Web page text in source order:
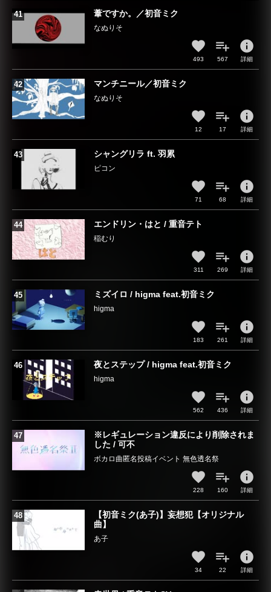
葦ですか。／初音ミク
なぬりそ
493 567
info
詳細
マンチニール／初音ミク
なぬりそ
12 17
info
詳細
シャングリラ ft. 羽累
ピコン
71 68
info
詳細
エンドリン・はと / 重音テト
稲むり
311 269
info
詳細
ミズイロ / higma feat.初音ミク
higma
183 261
info
詳細
夜とステップ / higma feat.初音ミク
higma
562 436
info
詳細
※レギュレーション違反により削除されま
した / 可不
ボカロ曲匿名投稿イベント 無色透名祭
228 160
info
詳細
【初音ミク(あ子)】妄想犯【オリジナル
曲】
あ子
34 22
info
詳細